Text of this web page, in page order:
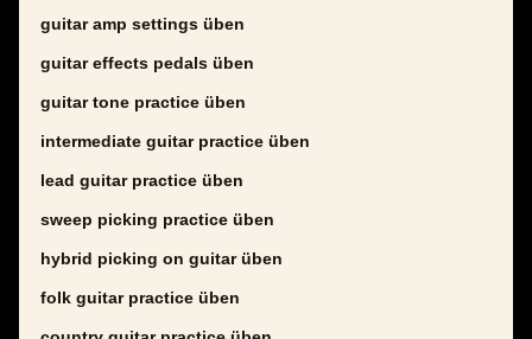
guitar amp settings üben
guitar effects pedals üben
guitar tone practice üben
intermediate guitar practice üben
lead guitar practice üben
sweep picking practice üben
hybrid picking on guitar üben
folk guitar practice üben